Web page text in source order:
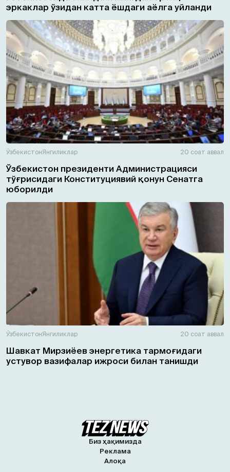
эркаклар ўзидан катта ёшдаги аёлга уйланди
ЎзбекистонЯнгиликлар 20 соат аввал
Ўзбекистон президенти Администрацияси
тўғрисидаги Конституциявий қонун Сенатга
юборилди
ЎзбекистонЯнгиликлар 20 соат аввал
Шавкат Мирзиёев энергетика тармоғидаги
устувор вазифалар ижроси билан танишди
Биз ҳақимизда
Реклама
Алоқа